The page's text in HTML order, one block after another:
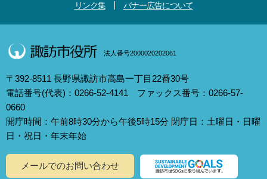
リンク集
バナー広告について
法人番号2000020202061
〒392-8511 長野県諏訪市高島一丁目22番30号
電話番号(代表)：0266-52-4141 ファックス番号：0266-57-
0660
開庁時間：午前8時30分から午後5時15分 閉庁日：土曜日・日曜
日・祝日・年末年始
メールでのお問い合わせ